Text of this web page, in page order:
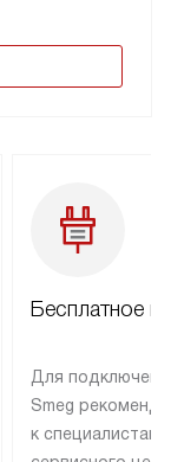
Бесплатное
Для
Smeg
к специалистам